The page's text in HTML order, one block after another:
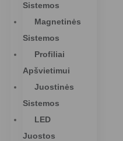
Sistemos
Magnetinės
Sistemos
Profiliai
Apšvietimui
Juostinės
Sistemos
LED
Juostos